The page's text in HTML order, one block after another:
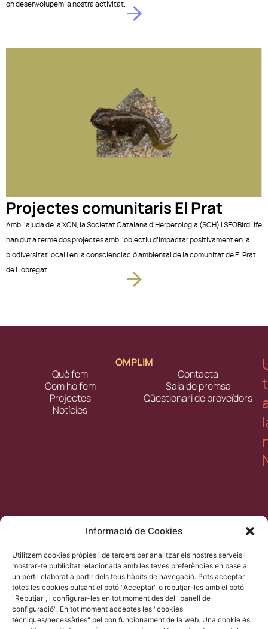
Informació de Cookies
Utilitzem cookies pròpies i de tercers per analitzar els nostres serveis i
mostrar-te publicitat relacionada amb les teves preferències en base a
un perfil elaborat a partir dels teus hàbits de navegació. Pots acceptar
totes les cookies pulsant el botó "Acceptar" o rebutjar-les amb el botó
"Rebutjar", i configurar-les en tot moment des del "panell de
configuració". En tot moment acceptes les "cookies
tècniques/necessàries" pel bon funcionament de la web. Una cookie és
on desenvolupem la nostra activitat.
Projectes comunitaris El Prat
Amb l’ajuda de la XCN, la Societat Catalana d’Herpetologia (SCH) i SEOBirdLife
han dut a terme dos projectes amb l’objectiu d’impactar positivament en la
biodiversitat local i en la conscienciació ambiental de la comunitat de El Prat
de Llobregat
OMPLIM
Què fem
Com ho fem
Projectes
Notícies
Contacta
Sala de premsa
Qüestionari de proveïdors